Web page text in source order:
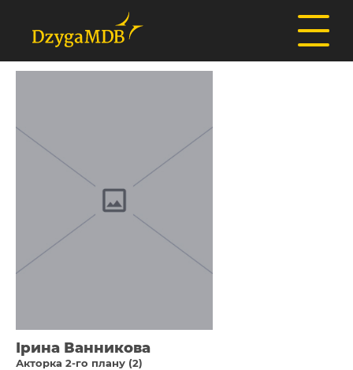
Ірина Ванникова
Акторка 2-го плану (2)